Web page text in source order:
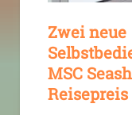
Zwei neue
MSC
Reisepreis